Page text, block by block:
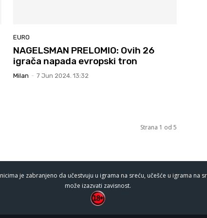
EURO
NAGELSMAN PRELOMIO: Ovih 26
igrača napada evropski tron
Milan - 7 Jun 2024. 13:32
Strana 1 od 5
je zabranjeno da učestvuju u igrama na sreću, učešće u igrama na
može izazvati zavisnost.